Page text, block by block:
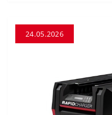
24.05.2026